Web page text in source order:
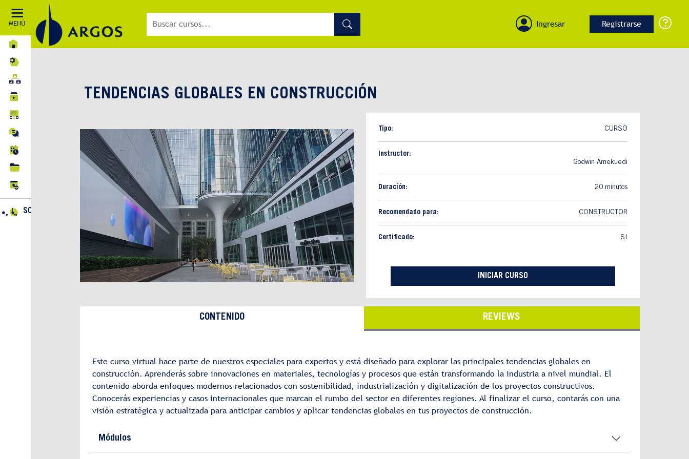
Ingresar Registrarse
MENÚ
INICIO
SOPORTE
TENDENCIAS GLOBALES EN CONSTRUCCIÓN
Tipo: CURSO
Instructor:
Godwin Amekuedi
Duración: 20 minutos
Recomendado para: CONSTRUCTOR
Certificado: SI
INICIAR CURSO
CONTENIDO REVIEWS
Este curso virtual hace parte de nuestros especiales para expertos y está diseñado para explorar las principales tendencias globales en
construcción. Aprenderás sobre innovaciones en materiales, tecnologías y procesos que están transformando la industria a nivel mundial. El
contenido aborda enfoques modernos relacionados con sostenibilidad, industrialización y digitalización de los proyectos constructivos.
Conocerás experiencias y casos internacionales que marcan el rumbo del sector en diferentes regiones. Al finalizar el curso, contarás con una
visión estratégica y actualizada para anticipar cambios y aplicar tendencias globales en tus proyectos de construcción.
Módulos